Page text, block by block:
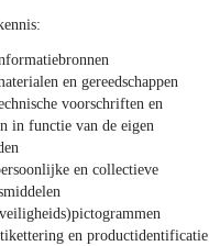
en gereedschappen
voorschriften en
in functie van de eigen
en collectieve
en productidentificatie